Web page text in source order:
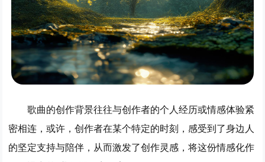
歌曲的创作背景往往与创作者的个人经历或情感体验紧
密相连，或许，创作者在某个特定的时刻，感受到了身边人
的坚定支持与陪伴，从而激发了创作灵感，将这份情感化作